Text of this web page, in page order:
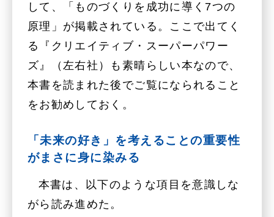
して、「ものづくりを成功に導く7つの
原理」が掲載されている。ここで出てく
る『クリエイティブ・スーパーパワー
ズ』（左右社）も素晴らしい本なので、
本書を読まれた後でご覧になられること
をお勧めしておく。
「未来の好き」を考えることの重要性
がまさに身に染みる
本書は、以下のような項目を意識しな
がら読み進めた。